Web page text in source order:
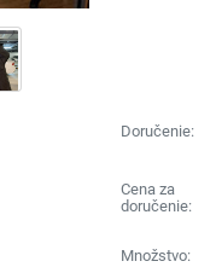
Doručenie:
Cena za
doručenie:
Množstvo: